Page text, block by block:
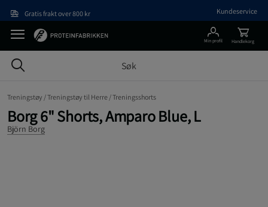
Gratis frakt over 800 kr Kundeservice
Min profil Handlekorg
Treningstøy /Treningstøy til Herre /Treningsshorts
Borg 6" Shorts, Amparo Blue, L
Björn Borg